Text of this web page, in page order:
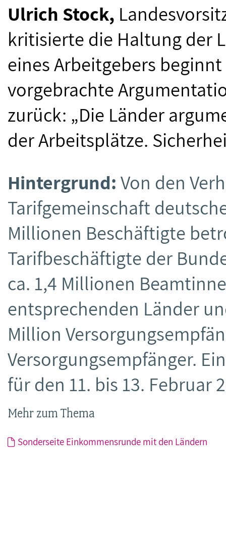
Ulrich Stock,
kritisierte die Haltung der
eines Arbeitgebers
vorgebrachte
zurück: „Die Länder
der Arbeitsplätze.
Hintergrund: Von den
Tarifgemeinschaft
Millionen Beschäftigte
Tarifbeschäftigte der
ca. 1,4 Millionen
entsprechenden Länder
Million
Versorgungsempfänger.
für den 11. bis 13. Februar
Mehr zum Thema
Sonderseite Einkommensrunde mit den Ländern